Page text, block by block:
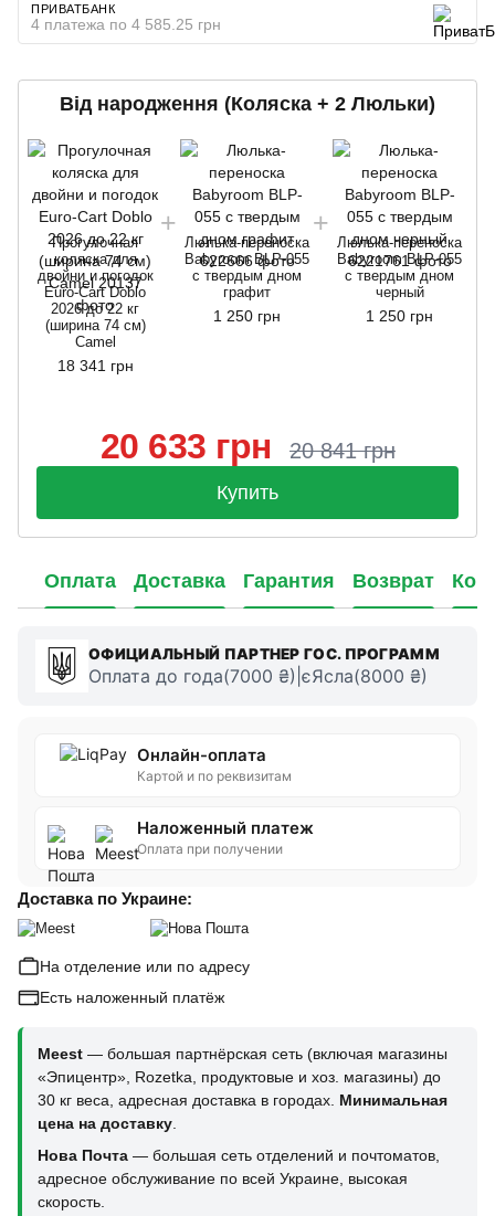
ПРИВАТБАНК
4 платежа по 4 585.25 грн
Від народження (Коляска + 2 Люльки)
Прогулочная
коляска для
двойни и погодок
Euro-Cart Doblo
2026 до 22 кг
(ширина 74 см)
Camel
18 341 грн
Люлька-переноска
Babyroom BLP-055
с твердым дном
графит
1 250 грн
Люлька-переноска
Babyroom BLP-055
с твердым дном
черный
1 250 грн
20 633 грн 20 841 грн
Купить
Оплата Доставка Гарантия Возврат
ОФИЦИАЛЬНЫЙ ПАРТНЕР ГОС. ПРОГРАММ
Оплата до года(7000 ₴)|єЯсла(8000 ₴)
Онлайн-оплата
Картой и по реквизитам
Наложенный платеж
Оплата при получении
Доставка по Украине:
На отделение или по адресу
Есть наложенный платёж
Meest — большая партнёрская сеть (включая магазины
«Эпицентр», Rozetka, продуктовые и хоз. магазины) до
30 кг веса, адресная доставка в городах. Минимальная
цена на доставку
Нова Почта — большая сеть отделений и почтоматов,
адресное обслуживание по всей Украине, высокая
скорость.